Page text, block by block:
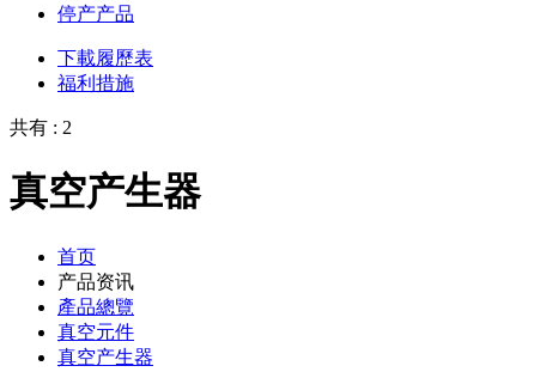
停产产品
下載履歷表
福利措施
共有 : 2
真空产生器
首页
产品资讯
產品總覽
真空元件
真空产生器